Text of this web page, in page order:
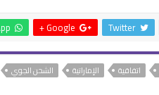
Twitter
Google +
اتفاقية الإماراتية الشحن الجوي